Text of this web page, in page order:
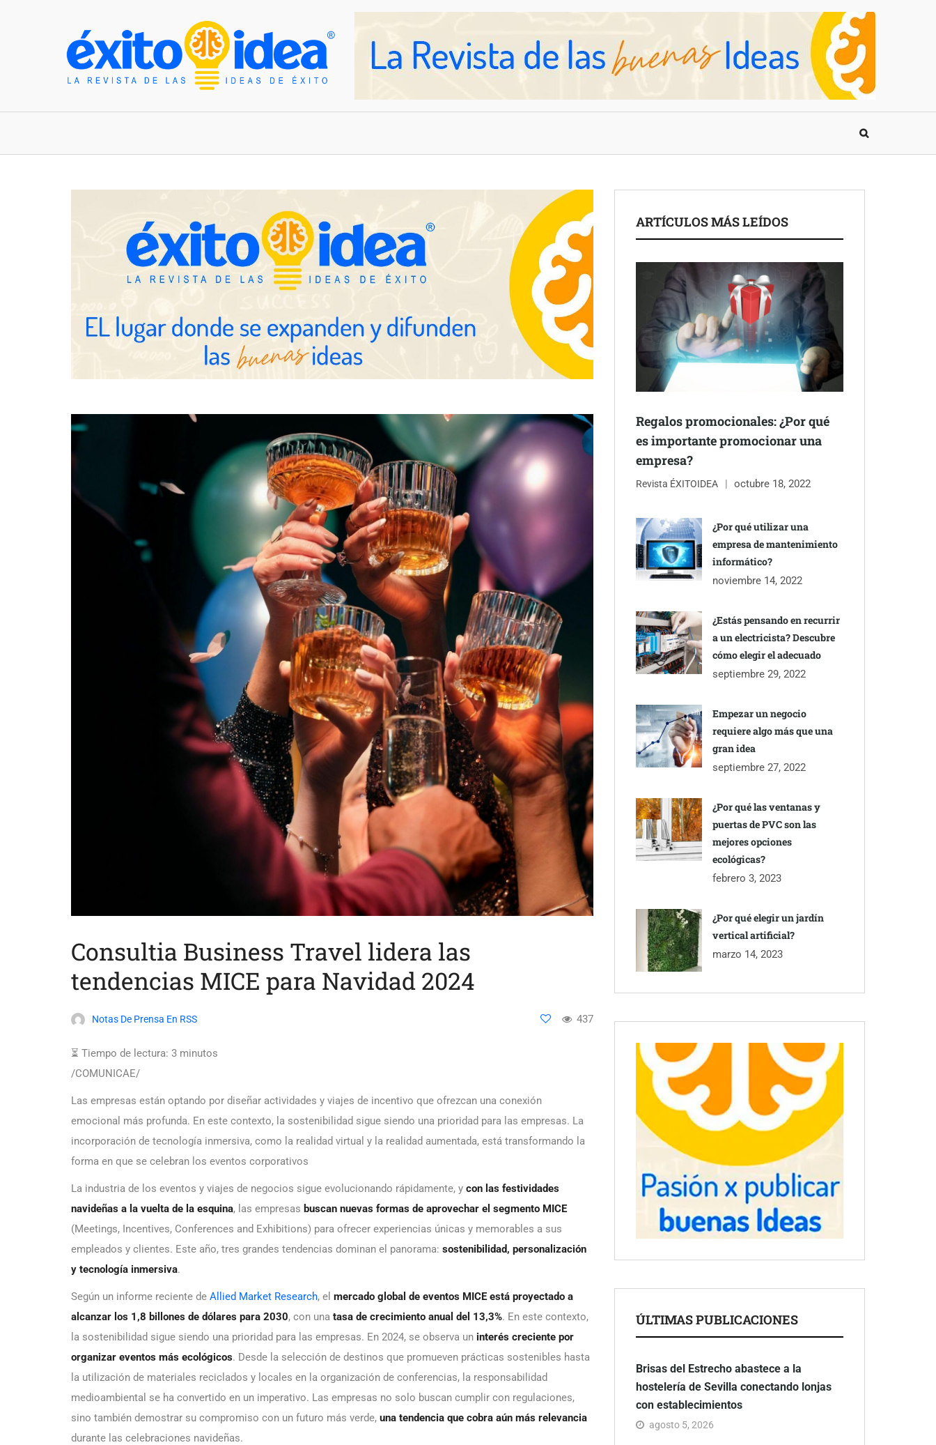
Consultia Business Travel lidera las
tendencias MICE para Navidad 2024
Notas De Prensa En RSS 437
⏳ Tiempo de lectura: 3 minutos
/COMUNICAE/
Las empresas están optando por diseñar actividades y viajes de incentivo que ofrezcan una conexión
emocional más profunda. En este contexto, la sostenibilidad sigue siendo una prioridad para las empresas. La
incorporación de tecnología inmersiva, como la realidad virtual y la realidad aumentada, está transformando la
forma en que se celebran los eventos corporativos
La industria de los eventos y viajes de negocios sigue evolucionando rápidamente, y con las festividades
navideñas a la vuelta de la esquina, las empresas buscan nuevas formas de aprovechar el segmento MICE
(Meetings, Incentives, Conferences and Exhibitions) para ofrecer experiencias únicas y memorables a sus
empleados y clientes. Este año, tres grandes tendencias dominan el panorama: sostenibilidad, personalización
y tecnología inmersiva.
Según un informe reciente de Allied Market Research, el mercado global de eventos MICE está proyectado a
alcanzar los 1,8 billones de dólares para 2030, con una tasa de crecimiento anual del 13,3%. En este contexto,
la sostenibilidad sigue siendo una prioridad para las empresas. En 2024, se observa un interés creciente por
organizar eventos más ecológicos. Desde la selección de destinos que promueven prácticas sostenibles hasta
la utilización de materiales reciclados y locales en la organización de conferencias, la responsabilidad
medioambiental se ha convertido en un imperativo. Las empresas no solo buscan cumplir con regulaciones,
sino también demostrar su compromiso con un futuro más verde, una tendencia que cobra aún más relevancia
durante las celebraciones navideñas.
ARTÍCULOS MÁS LEÍDOS
Regalos promocionales: ¿Por qué
es importante promocionar una
empresa?
Revista ÉXITOIDEA octubre 18, 2022
¿Por qué utilizar una
empresa de mantenimiento
informático?
noviembre 14, 2022
¿Estás pensando en recurrir
a un electricista? Descubre
cómo elegir el adecuado
septiembre 29, 2022
Empezar un negocio
requiere algo más que una
gran idea
septiembre 27, 2022
¿Por qué las ventanas y
puertas de PVC son las
mejores opciones
ecológicas?
febrero 3, 2023
¿Por qué elegir un jardín
vertical artificial?
marzo 14, 2023
ÚLTIMAS PUBLICACIONES
Brisas del Estrecho abastece a la
hostelería de Sevilla conectando lonjas
con establecimientos
agosto 5, 2026